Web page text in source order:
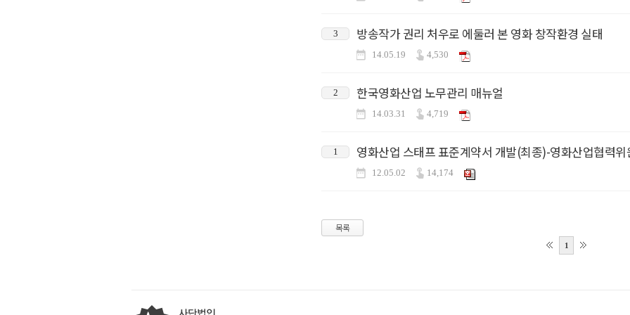
3 방송작가 권리 처우로 에둘러 본 영화 창작환경 실태
14.05.19 4,530
2 한국영화산업 노무관리 매뉴얼
14.03.31 4,719
1 영화산업 스태프 표준계약서 개발(최종)-영화산업협력위
12.05.02 14,174
목록
1